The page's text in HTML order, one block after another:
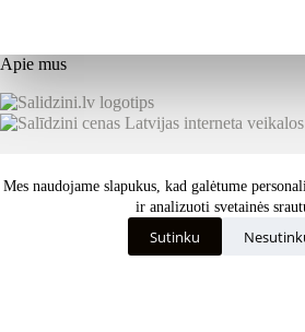
Mes naudojame slapukus, kad galėtume
ir analizuoti svetainės
Sutinku
Apie mus
Paslaugų teikimo sąlygos
Kaip išsirinkti tinkamą dydį
Visos teisės saugomos © 2026
požiūris į oro sąlygas - dizainasISK -